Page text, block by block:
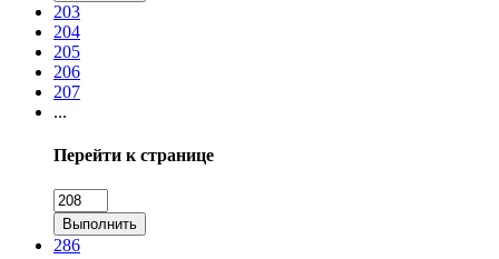
203
204
205
206
207
...
Перейти к странице
Выполнить
286